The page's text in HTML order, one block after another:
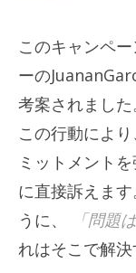
このキャンペ
ーの
考案されました
この行動によ
ミットメントを
に直接訴えま
うに、
「問題
れはそこで解決